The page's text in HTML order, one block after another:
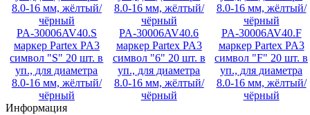
PA-30006AV40.S
маркер Partex PA3
символ "S" 20 шт. в
уп., для диаметра
8.0-16 мм, жёлтый/
чёрный
PA-30006AV40.6
маркер Partex PA3
символ "6" 20 шт. в
уп., для диаметра
8.0-16 мм, жёлтый/
чёрный
PA-30006AV40.F
маркер Partex PA3
символ "F" 20 шт. в
уп., для диаметра
8.0-16 мм, жёлтый/
чёрный
Информация